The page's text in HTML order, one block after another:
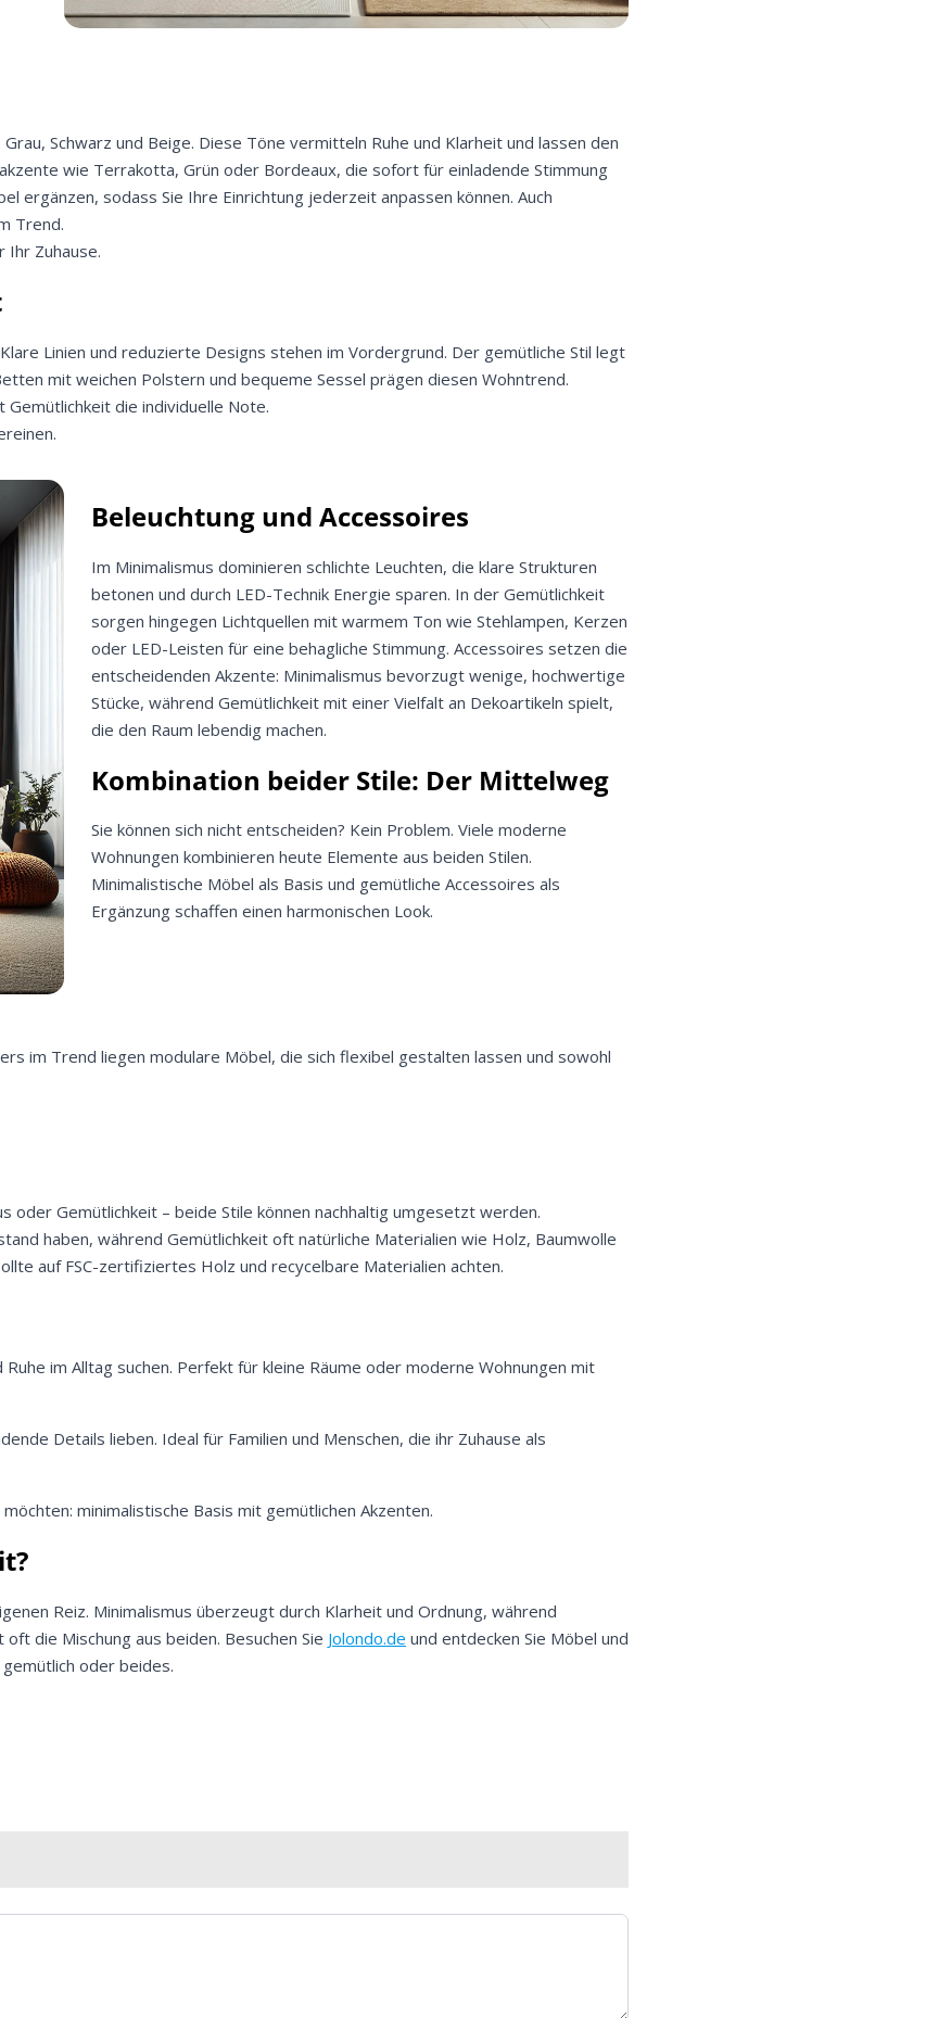
Schwarz und Beige. Diese Töne vermitteln Ruhe und Klarheit und lassen den
wie Terrakotta, Grün oder Bordeaux, die sofort für einladende Stimmung
ergänzen, sodass Sie Ihre Einrichtung jederzeit anpassen können. Auch
Trend.
Ihr Zuhause.
Linien und reduzierte Designs stehen im Vordergrund. Der gemütliche Stil legt
mit weichen Polstern und bequeme Sessel prägen diesen Wohntrend.
die individuelle Note.
Beleuchtung und Accessoires
Im Minimalismus dominieren schlichte Leuchten, die klare Strukturen
betonen und durch LED-Technik Energie sparen. In der Gemütlichkeit
sorgen hingegen Lichtquellen mit warmem Ton wie Stehlampen, Kerzen
oder LED-Leisten für eine behagliche Stimmung. Accessoires setzen die
entscheidenden Akzente: Minimalismus bevorzugt wenige, hochwertige
Stücke, während Gemütlichkeit mit einer Vielfalt an Dekoartikeln spielt,
die den Raum lebendig machen.
Kombination beider Stile: Der Mittelweg
Sie können sich nicht entscheiden? Kein Problem. Viele moderne
Wohnungen kombinieren heute Elemente aus beiden Stilen.
Minimalistische Möbel als Basis und gemütliche Accessoires als
Ergänzung schaffen einen harmonischen Look.
im Trend liegen modulare Möbel, die sich flexibel gestalten lassen und sowohl
oder Gemütlichkeit – beide Stile können nachhaltig umgesetzt werden.
haben, während Gemütlichkeit oft natürliche Materialien wie Holz, Baumwolle
auf FSC-zertifiziertes Holz und recycelbare Materialien achten.
im Alltag suchen. Perfekt für kleine Räume oder moderne Wohnungen mit
Details lieben. Ideal für Familien und Menschen, die ihr Zuhause als
minimalistische Basis mit gemütlichen Akzenten.
Reiz. Minimalismus überzeugt durch Klarheit und Ordnung, während
die Mischung aus beiden. Besuchen Sie Jolondo.de und entdecken Sie Möbel und
oder beides.
Meinen Code senden
Sie auf dem Laufenden über Neuigkeiten und Angebote.
darüber, wie wir Ihre Daten für Marketingkommunikation
Lesen Sie unsereDatenschutzrichtlinie.